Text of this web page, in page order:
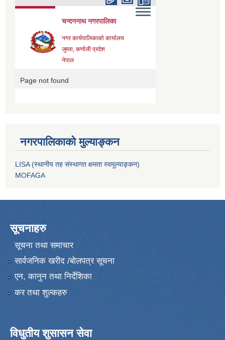
नगरपालिकाको मुल्याङ्कन
LISA (स्थानीय तह संस्थागत क्षमता स्वमूल्याङ्कन)
MOFAGA
सूचनाहरु
सूचना तथा समाचार
सार्वजनिक खरीद /बोलपत्र सूचना
एन, कानुन तथा निर्देशिका
कर तथा शुल्कहरु
विधुतीय शुसासन सेवा